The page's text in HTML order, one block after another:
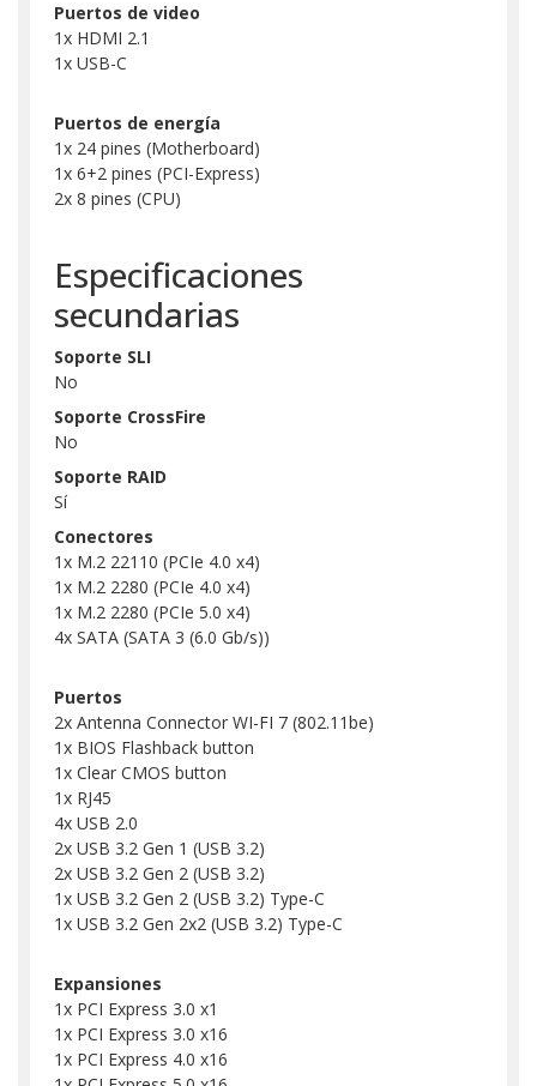
Puertos de video
1x HDMI 2.1
1x USB-C
Puertos de energía
1x 24 pines (Motherboard)
1x 6+2 pines (PCI-Express)
2x 8 pines (CPU)
Especificaciones
secundarias
Soporte SLI
No
Soporte CrossFire
No
Soporte RAID
Sí
Conectores
1x M.2 22110 (PCIe 4.0 x4)
1x M.2 2280 (PCIe 4.0 x4)
1x M.2 2280 (PCIe 5.0 x4)
4x SATA (SATA 3 (6.0 Gb/s))
Puertos
2x Antenna Connector WI-FI 7 (802.11be)
1x BIOS Flashback button
1x Clear CMOS button
1x RJ45
4x USB 2.0
2x USB 3.2 Gen 1 (USB 3.2)
2x USB 3.2 Gen 2 (USB 3.2)
1x USB 3.2 Gen 2 (USB 3.2) Type-C
1x USB 3.2 Gen 2x2 (USB 3.2) Type-C
Expansiones
1x PCI Express 3.0 x1
1x PCI Express 3.0 x16
1x PCI Express 4.0 x16